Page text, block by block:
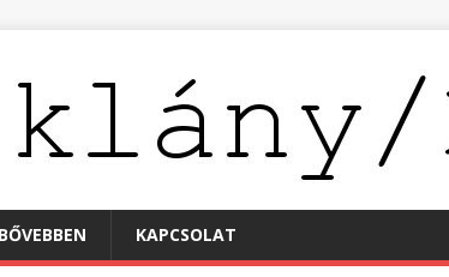
BŐVEBBEN KAPCSOLAT